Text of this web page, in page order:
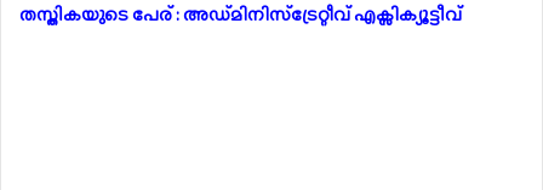
തസ്തികയുടെ പേര് : അഡ്മിനിസ്ട്രേറ്റീവ് എക്സിക്യൂട്ടീവ്